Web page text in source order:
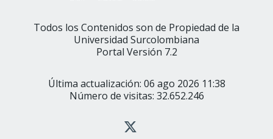
Todos los Contenidos son de Propiedad de la
Universidad Surcolombiana
Portal Versión 7.2
Última actualización: 06 ago 2026 11:38
Número de visitas: 32.652.246